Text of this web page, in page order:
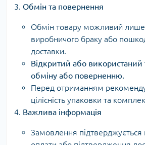
Обмін та повернення
Обмін товару можливий лише
виробничого браку або
доставки.
Відкритий або використаний
обміну або поверненню.
Перед отриманням
цілісність упаковки та
Важлива інформація
Замовлення підтверджується